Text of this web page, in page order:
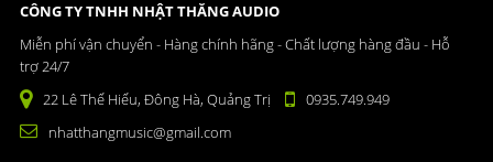
CÔNG TY TNHH NHẬT THĂNG AUDIO
Miễn phí vận chuyển - Hàng chính hãng - Chất lượng hàng đầu - Hỗ
trợ 24/7
22 Lê Thế Hiếu, Đông Hà, Quảng Trị
0935.749.949
nhatthangmusic@gmail.com